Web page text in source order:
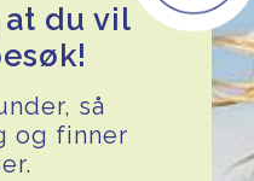
du vil
så
og finner